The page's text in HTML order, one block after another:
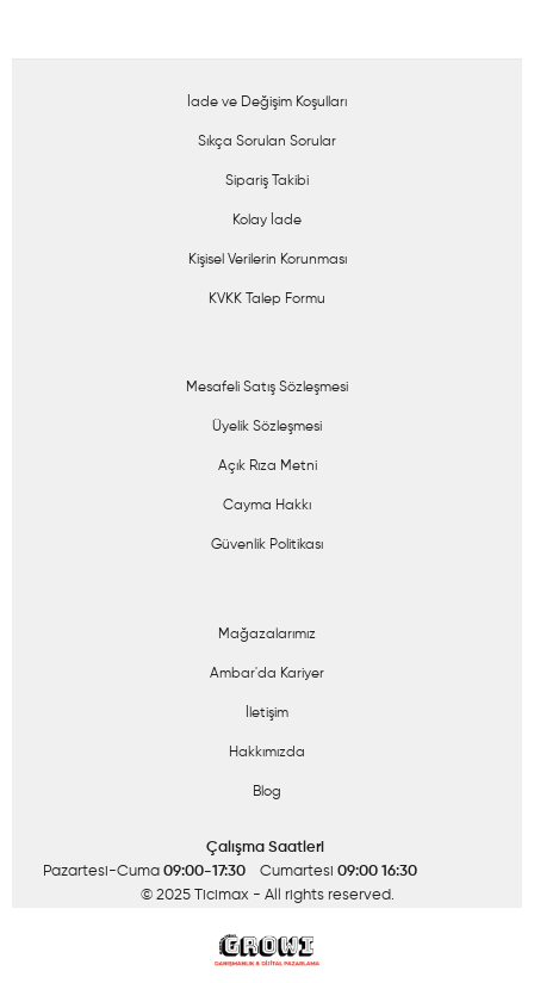
İade ve Değişim Koşulları
Sıkça Sorulan Sorular
Sipariş Takibi
Kolay İade
Kişisel Verilerin Korunması
KVKK Talep Formu
Mesafeli Satış Sözleşmesi
Üyelik Sözleşmesi
Açık Rıza Metni
Cayma Hakkı
Güvenlik Politikası
Mağazalarımız
Ambar'da Kariyer
İletişim
Hakkımızda
Blog
Çalışma Saatleri
Pazartesi-Cuma 09:00-17:30 Cumartesi 09:00 16:30
© 2025 Ticimax - All rights reserved.